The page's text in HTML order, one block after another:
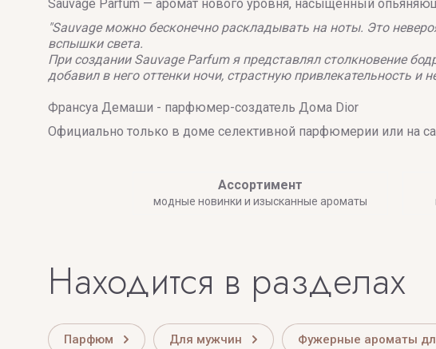
Sauvage Parfum — аромат нового уровня, насыщенный
"Sauvage можно бесконечно раскладывать на ноты. Это
вспышки света.
При создании Sauvage Parfum я представлял столкновение
добавил в него оттенки ночи, страстную привлекательность и
Франсуа Демаши - парфюмер-создатель Дома Dior
Официально только в доме селективной парфюмерии или на
Ассортимент
модные новинки и изысканные ароматы
Находится в разделах
Парфюм Для мужчин Фужерные ароматы